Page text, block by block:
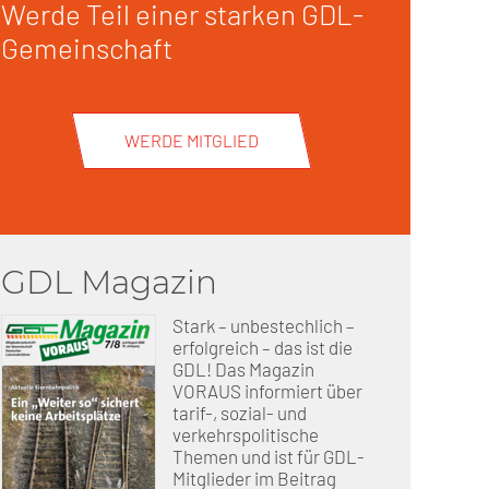
(DB AG)
nur Plus (DB AG)
Werde Teil einer starken GDL-
Gemeinschaft
WERDE MITGLIED
GDL Magazin
Stark – unbestechlich –
erfolgreich – das ist die
GDL! Das Magazin
VORAUS informiert über
tarif-, sozial- und
verkehrspolitische
Themen und ist für GDL-
Mitglieder im Beitrag